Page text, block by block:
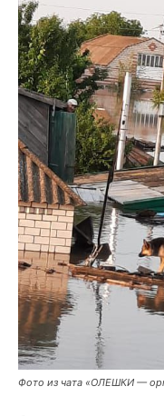
Фото из чата «ОЛЕШКИ —